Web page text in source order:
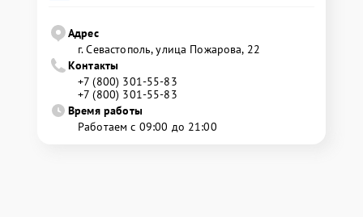
Адрес
г. Севастополь, улица Пожарова, 22
Контакты
+7 (800) 301-55-83
+7 (800) 301-55-83
Время работы
Работаем с 09:00 до 21:00